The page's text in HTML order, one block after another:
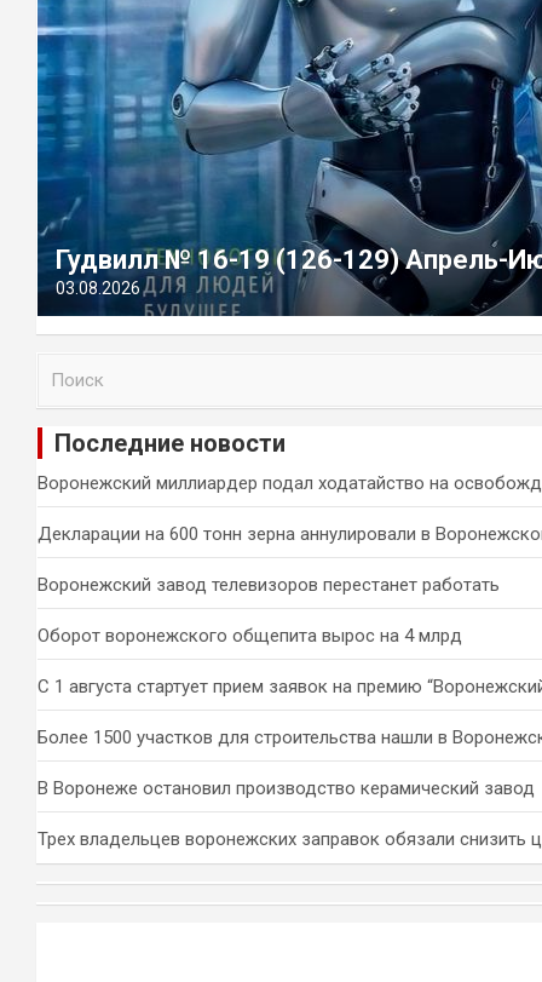
Гудвилл № 16-19 (126-129) Апрель-
03.08.2026
и
Последние новости
Воронежский миллиардер подал ходатайство на
Декларации на 600 тонн зерна аннулировали в
Воронежский завод телевизоров перестанет работать
Оборот воронежского общепита вырос на 4 млрд
С 1 августа стартует прием заявок на премию
Более 1500 участков для строительства нашли в
В Воронеже остановил производство керамический завод
Трех владельцев воронежских заправок обязали снизить